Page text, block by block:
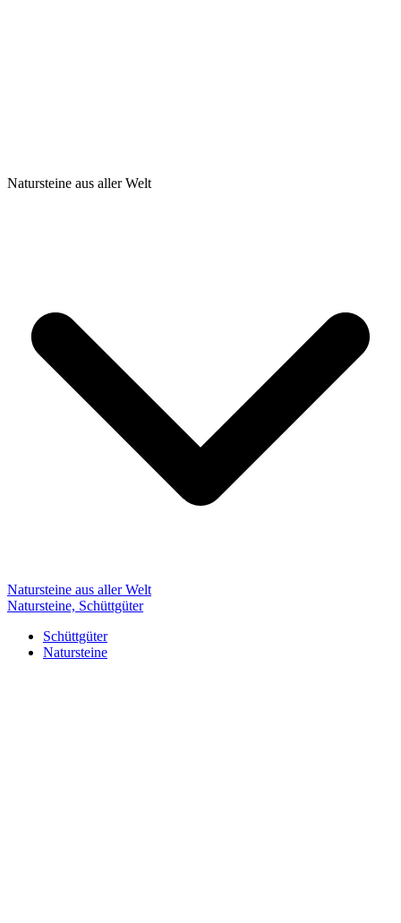
Natursteine aus aller Welt
Natursteine aus aller Welt
Natursteine, Schüttgüter
Schüttgüter
Natursteine